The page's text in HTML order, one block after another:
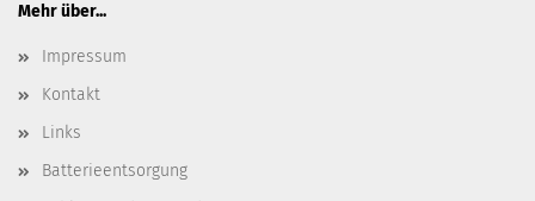
Mehr über...
Impressum
Kontakt
Links
Batterieentsorgung